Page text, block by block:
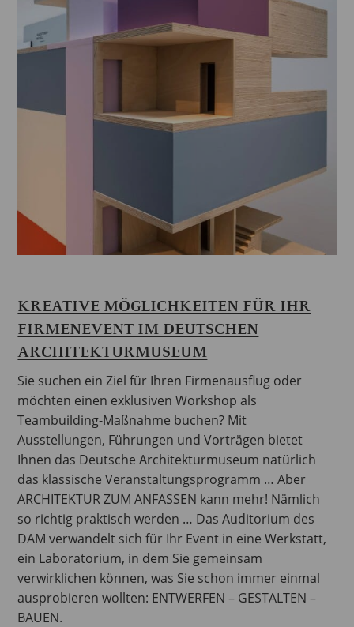
KREATIVE MÖGLICHKEITEN FÜR IHR
FIRMENEVENT IM DEUTSCHEN
ARCHITEKTURMUSEUM
Sie suchen ein Ziel für Ihren Firmenausflug oder
möchten einen exklusiven Workshop als
Teambuilding-Maßnahme buchen? Mit
Ausstellungen, Führungen und Vorträgen bietet
Ihnen das Deutsche Architekturmuseum natürlich
das klassische Veranstaltungsprogramm … Aber
ARCHITEKTUR ZUM ANFASSEN kann mehr! Nämlich
so richtig praktisch werden … Das Auditorium des
DAM verwandelt sich für Ihr Event in eine Werkstatt,
ein Laboratorium, in dem Sie gemeinsam
verwirklichen können, was Sie schon immer einmal
ausprobieren wollten: ENTWERFEN – GESTALTEN –
BAUEN.